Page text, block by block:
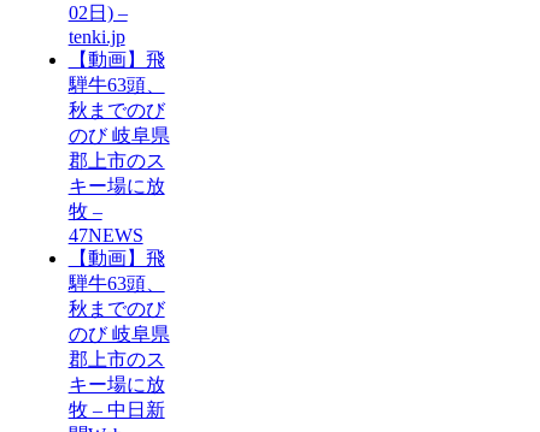
02日) –
tenki.jp
【動画】飛
騨牛63頭、
秋までのび
のび 岐阜県
郡上市のス
キー場に放
牧 –
47NEWS
【動画】飛
騨牛63頭、
秋までのび
のび 岐阜県
郡上市のス
キー場に放
牧 – 中日新